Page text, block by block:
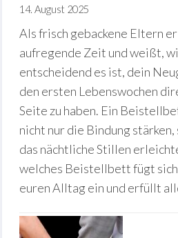
14. August 2025
Als frisch gebackene Eltern
aufregende Zeit und weißt,
entscheidend es ist, dein
den ersten Lebenswochen
Seite zu haben. Ein
nicht nur die Bindung stärken,
das nächtliche Stillen
welches Beistellbett fügt
euren Alltag ein und erfüllt